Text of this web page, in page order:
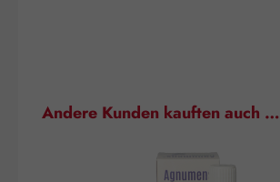
Produktgalerie überspringen
Andere Kunden kauften auch …